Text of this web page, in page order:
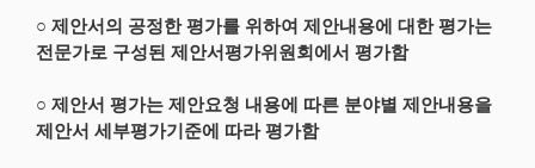
○ 제안서의 공정한 평가를 위하여 제안내용에 대한 평가는
전문가로 구성된 제안서평가위원회에서 평가함
○ 제안서 평가는 제안요청 내용에 따른 분야별 제안내용을
제안서 세부평가기준에 따라 평가함